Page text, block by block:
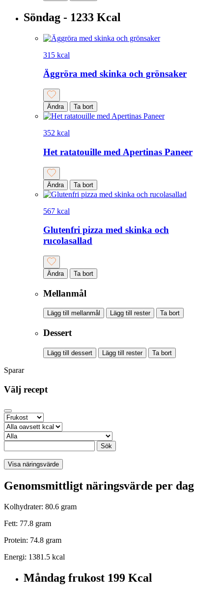
Söndag - 1233 Kcal
315 kcal
Äggröra med skinka och grönsaker
Ändra Ta bort
352 kcal
Het ratatouille med Apertinas Paneer
Ändra Ta bort
567 kcal
Glutenfri pizza med skinka och
rucolasallad
Ändra Ta bort
Mellanmål
Lägg till mellanmål Lägg till rester Ta bort
Dessert
Lägg till dessert Lägg till rester Ta bort
Sparar
Välj recept
Sök
Visa näringsvärde
Genomsmittligt näringsvärde per dag
Kolhydrater: 80.6 gram
Fett: 77.8 gram
Protein: 74.8 gram
Energi: 1381.5 kcal
Måndag frukost 199 Kcal